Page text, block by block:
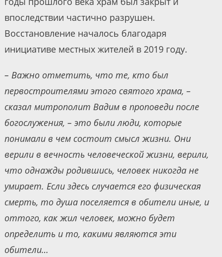
впоследствии частично разрушен.
Восстановление началось благодаря
инициативе местных жителей в 2019 году.
– Важно отметить, что те, кто был
первостроителями этого святого храма, –
сказал митрополит Вадим в проповеди после
богослужения, – это были люди, которые
понимали в чем состоит смысл жизни. Они
верили в вечность человеческой жизни, верили,
что однажды родившись, человек никогда не
умирает. Если здесь случается его физическая
смерть, то душа поселяется в обители иные, и
оттого, как жил человек, можно будет
определить и то, какими являются эти
обители…